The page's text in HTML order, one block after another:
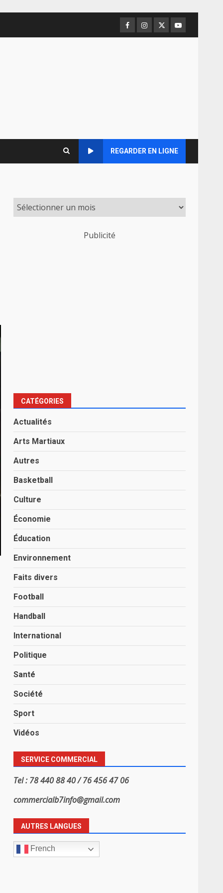
Facebook
Instagram
TwitterYoutube
REGARDER EN LIGNE
Publicité
CATÉGORIES
Actualités
Arts Martiaux
Autres
Basketball
Culture
Économie
Éducation
Environnement
Faits divers
Football
Handball
International
Politique
Santé
Société
Sport
Vidéos
SERVICE COMMERCIAL
Tel : 78 440 88 40 / 76 456 47 06
commercialb7info@gmail.com
AUTRES LANGUES
French